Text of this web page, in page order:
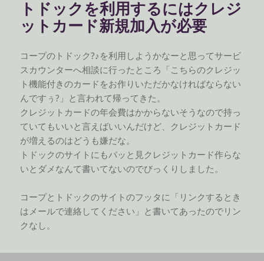
ー
トドックを利用するにはクレジ
ットカード新規加入が必要
コープのトドック?♪を利用しようかなーと思ってサービ
スカウンターへ相談に行ったところ「こちらのクレジッ
ト機能付きのカードをお作りいただかなければならない
んですぅ?」と言われて帰ってきた。
クレジットカードの年会費はかからないそうなので持っ
ていてもいいと言えばいいんだけど、クレジットカード
が増えるのはどうも嫌だな。
トドックのサイトにもパッと見クレジットカード作らな
いとダメなんて書いてないのでびっくりしました。
コープとトドックのサイトのフッタに「リンクするとき
はメールで連絡してください」と書いてあったのでリン
クなし。